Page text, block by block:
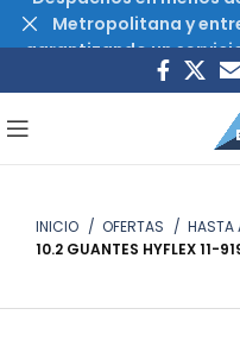
INICIO OFERTAS
HASTA
10.2 GUANTES HYFLEX 11-
Metropolitana y
garantizando un